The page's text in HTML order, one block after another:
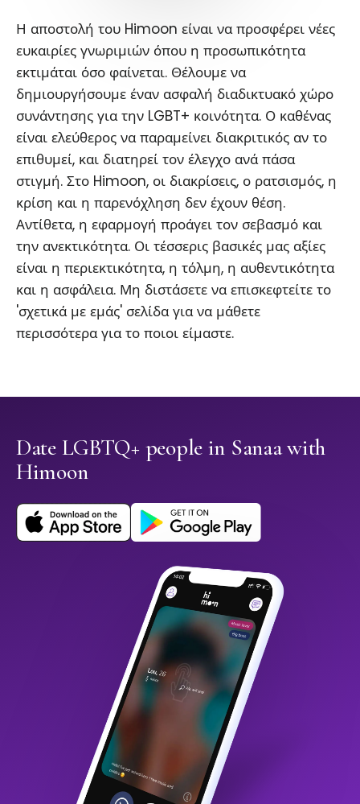
Η αποστολή του Himoon είναι να προσφέρει νέες
ευκαιρίες γνωριμιών όπου η προσωπικότητα
εκτιμάται όσο φαίνεται. Θέλουμε να
δημιουργήσουμε έναν ασφαλή διαδικτυακό χώρο
συνάντησης για την LGBT+ κοινότητα. Ο καθένας
είναι ελεύθερος να παραμείνει διακριτικός αν το
επιθυμεί, και διατηρεί τον έλεγχο ανά πάσα
στιγμή. Στο Himoon, οι διακρίσεις, ο ρατσισμός, η
κρίση και η παρενόχληση δεν έχουν θέση.
Αντίθετα, η εφαρμογή προάγει τον σεβασμό και
την ανεκτικότητα. Οι τέσσερις βασικές μας αξίες
είναι η περιεκτικότητα, η τόλμη, η αυθεντικότητα
και η ασφάλεια. Μη διστάσετε να επισκεφτείτε το
'σχετικά με εμάς' σελίδα για να μάθετε
περισσότερα για το ποιοι είμαστε.
Date LGBTQ+ people in Sanaa with
Himoon